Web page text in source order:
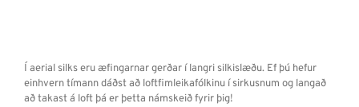
Í aerial silks eru æfingarnar gerðar í langri silkislæðu. Ef þú hefur
einhvern tímann dáðst að loftfimleikafólkinu í sirkusnum og langað
að takast á loft þá er þetta námskeið fyrir þig!